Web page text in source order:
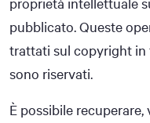
pubblicato. Queste
trattati sul copyright
sono riservati.
È possibile